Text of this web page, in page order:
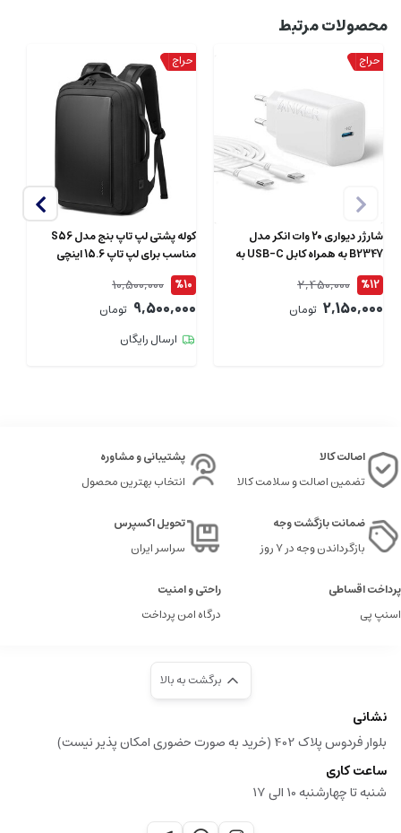
محصولات مرتبط
شارژر دیواری 20 وات انکر مدل
B2347 به همراه کابل USB-C به
طول 1.5 متر
%12
2,450,000
2,150,000 تومان
کوله پشتی لپ تاپ بنج مدل S56
مناسب برای لپ تاپ 15.6 اینچی
%10
10,500,000
9,500,000 تومان
ارسال رایگان
اصالت کالا
تضمین اصالت و سلامت کالا
پشتیبانی و مشاوره
انتخاب بهترین محصول
ضمانت بازگشت وجه
بازگرداندن وجه در ۷ روز
تحویل اکسپرس
سراسر ایران
پرداخت اقساطی
اسنپ پی
راحتی و امنیت
درگاه امن پرداخت
برگشت به بالا
نشانی
بلوار فردوس پلاک 402 (خرید به صورت حضوری امکان پذیر نیست)
ساعت کاری
شنبه تا چهارشنبه 10 الی 17